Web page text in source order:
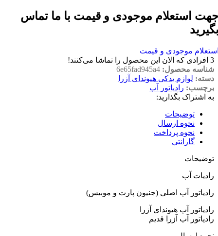
استعلام موجودی و قیمت با ما تماس
موجودی و قیمت
3 افرادی که الان این محصول را تماشا می‌کنند!
شناسه محصول: 6e65fad945a4
دسته: لوازم یدکی هیوندای آزرا
برچسب: رادیاتور آب
به اشتراک بگذارید:
توضیحات
نحوه ارسال
نحوه پرداخت
گارانتی
توضیحات
رادیات آب
رادیاتور آب اصلی (جنیون پارت و موبیس)
رادیاتور آب هیوندای آزرا
رادیاتور آب آزرا قدیم